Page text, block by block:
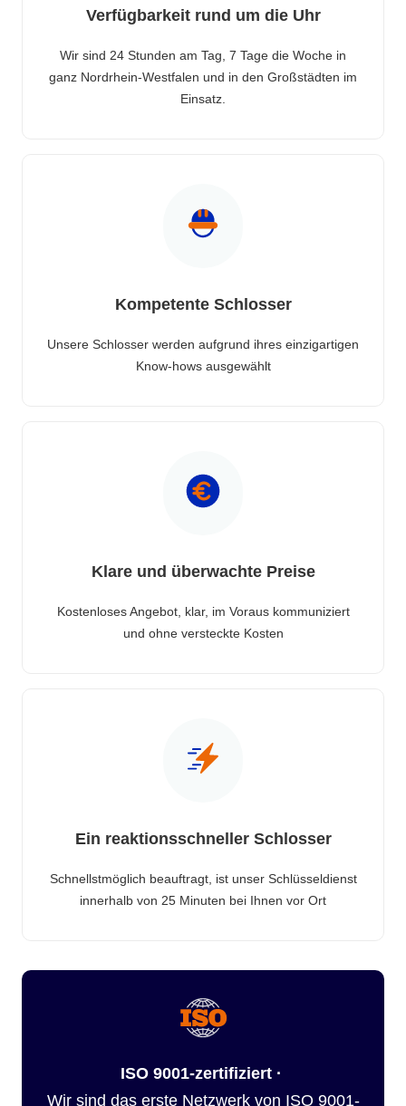
Verfügbarkeit rund um die Uhr
Wir sind 24 Stunden am Tag, 7 Tage die Woche in
ganz Nordrhein-Westfalen und in den Großstädten im
Einsatz.
Kompetente Schlosser
Unsere Schlosser werden aufgrund ihres einzigartigen
Know-hows ausgewählt
Klare und überwachte Preise
Kostenloses Angebot, klar, im Voraus kommuniziert
und ohne versteckte Kosten
Ein reaktionsschneller Schlosser
Schnellstmöglich beauftragt, ist unser Schlüsseldienst
innerhalb von 25 Minuten bei Ihnen vor Ort
ISO 9001-zertifiziert ·
Wir sind das erste Netzwerk von ISO 9001-